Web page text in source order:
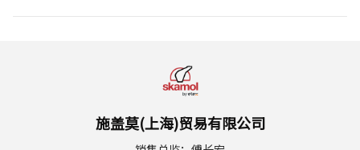
施盖莫(上海)贸易有限公司